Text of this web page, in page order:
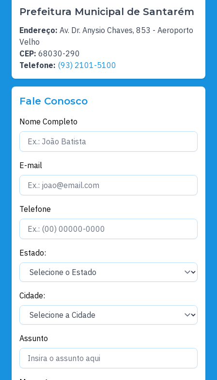
Prefeitura Municipal de Santarém
Endereço: Av. Dr. Anysio Chaves, 853 - Aeroporto
Velho
CEP: 68030-290
Telefone: (93) 2101-5100
Fale Conosco
Nome Completo
E-mail
Telefone
Estado:
Cidade:
Assunto